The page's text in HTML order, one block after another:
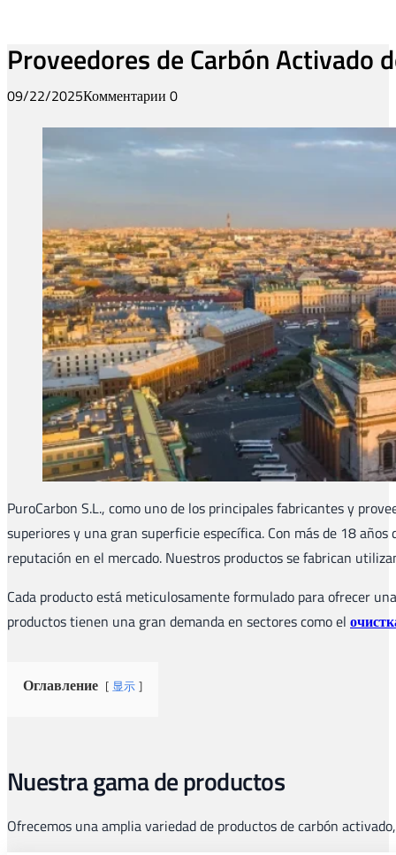
Proveedores de Carbón Activado
09/22/2025Комментарии 0
PuroCarbon S.L., como uno de los principales fabricantes y
superiores y una gran superficie específica. Con más de 18
reputación en el mercado. Nuestros productos se fabrican
Cada producto está meticulosamente formulado para ofrecer
productos tienen una gran demanda en sectores como el
Оглавление 显示
Nuestra gama de productos
Ofrecemos una amplia variedad de productos de carbón